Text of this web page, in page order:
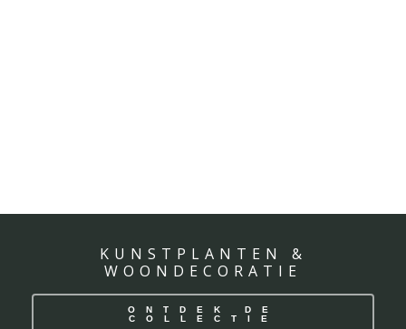
KUNSTPLANTEN &
WOONDECORATIE
ONTDEK DE
COLLECTIE